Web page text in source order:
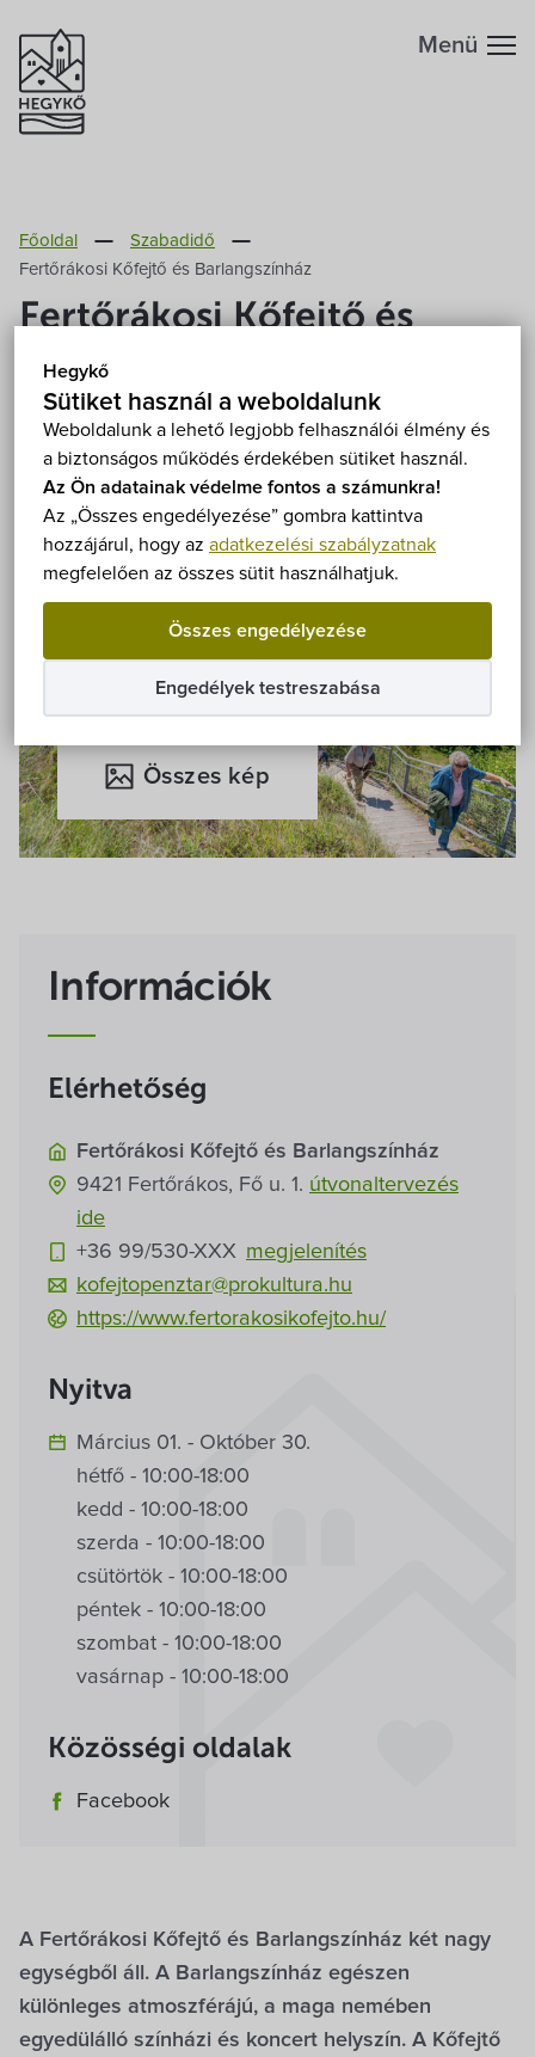
Hegykő
Sütiket használ a weboldalunk
Weboldalunk a lehető legjobb felhasználói élmény és
a biztonságos működés érdekében sütiket használ.
Az Ön adatainak védelme fontos a számunkra!
Az „Összes engedélyezése” gombra kattintva
hozzájárul, hogy az adatkezelési szabályzatnak
megfelelően az összes sütit használhatjuk.
Összes engedélyezése
Engedélyek testreszabása
Megközelítés
Fontos telefonszámok
Földrajzi adottság
Éghajlat
Hegykő történelme
Szabadidő
Éttermek
Programok
Önkormányzat
Hírek
Képviselő-testület
Villa Igku Kft.
Közérdekű adatok
Pályázatok
Dokumentumok
Menü
Főoldal
Szabadidő
Fertőrákosi Kőfejtő és Barlangszínház
Fertőrákosi Kőfejtő és
Barlangszínház
9421 Fertőrákos, Fő u. 1. Mutasd a térképen
Összes kép
A Fertőrákosi Kőfejtő és Barlangszínház két nagy
egységből áll. A Barlangszínház egészen
különleges atmoszférájú, a maga nemében
egyedülálló színházi és koncert helyszín. A Kőfejtő
Információk
Elérhetőség
Fertőrákosi Kőfejtő és Barlangszínház
9421 Fertőrákos, Fő u. 1. útvonaltervezés
ide
+36 99/530-XXX megjelenítés
kofejtopenztar@prokultura.hu
https://www.fertorakosikofejto.hu/
Nyitva
Március 01. - Október 30.
hétfő - 10:00-18:00
kedd - 10:00-18:00
szerda - 10:00-18:00
csütörtök - 10:00-18:00
péntek - 10:00-18:00
szombat - 10:00-18:00
vasárnap - 10:00-18:00
Közösségi oldalak
Facebook